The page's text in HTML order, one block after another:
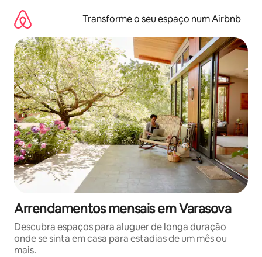
para
conteúdo
Transforme o seu espaço num Airbnb
Arrendamentos mensais em Varasova
Descubra espaços para aluguer de longa duração
onde se sinta em casa para estadias de um mês ou
mais.